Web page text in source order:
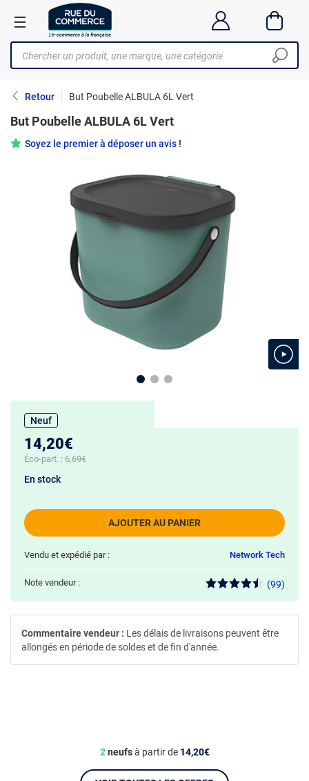
Retour But Poubelle ALBULA 6L Vert
But Poubelle ALBULA 6L Vert
Soyez le premier à déposer un avis !
Neuf
14,20€
Éco-part. : 6,69€
AJOUTER AU PANIER
En stock
Vendu et expédié par : Network Tech
Note vendeur : (99)
2neufsà partir de 14,20€
Commentaire vendeur : Les délais de livraisons peuvent être
allongés en période de soldes et de fin d'année.